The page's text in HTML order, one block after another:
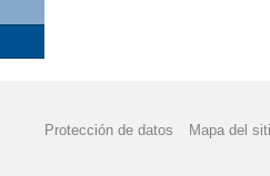
Protección de datos Mapa del